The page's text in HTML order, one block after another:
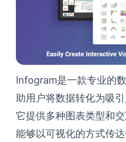
Infogram是一款专业的
助用户将数据转化为吸引
它提供多种图表类型和
能够以可视化的方式传